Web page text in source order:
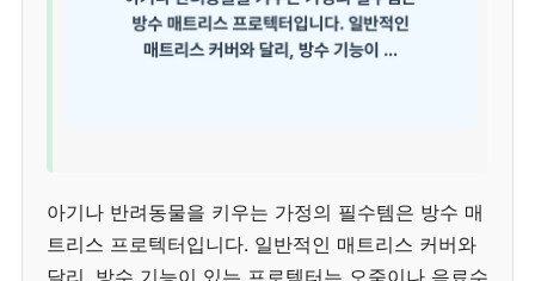
아기나 반려동물을 키우는 가정의 필수템은 방수 매
트리스 프로텍터입니다. 일반적인 매트리스 커버와